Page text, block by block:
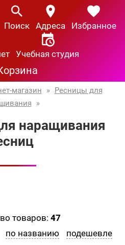
Поиск Адреса Избранное
Учебная студия
магазин » Ресницы для
»
наращивания
товаров: 47
по названию подешевле